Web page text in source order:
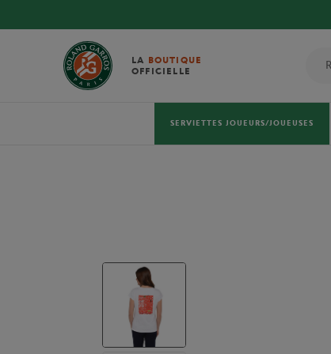
LA BOUTIQUE
OFFICIELLE
SERVIETTES JOUEURS/JOUEUSES